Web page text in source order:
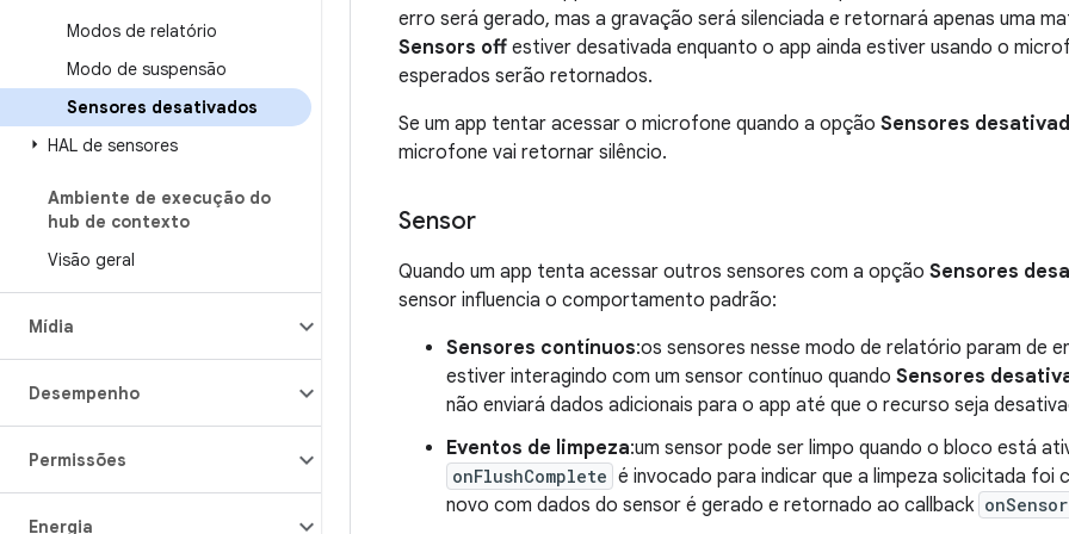
Modos de relatório
Modo de suspensão
Sensores desativados
HAL de sensores
Ambiente de execução do
hub de contexto
Visão geral
Mídia
Desempenho
Permissões
Energia
erro será gerado, mas a gravação será silenciada e retornará apenas uma
Sensors off estiver desativada enquanto o app ainda estiver usando o
esperados serão retornados.
Se um app tentar acessar o microfone quando a opção Sensores
microfone vai retornar silêncio.
Sensor
Quando um app tenta acessar outros sensores com a opção Sensores
sensor influencia o comportamento padrão:
Sensores contínuos:os sensores nesse modo de relatório param de
estiver interagindo com um sensor contínuo quando Sensores
não enviará dados adicionais para o app até que o recurso seja
Eventos de limpeza:um sensor pode ser limpo quando o bloco está
onFlushComplete é invocado para indicar que a limpeza solicitada foi
novo com dados do sensor é gerado e retornado ao callback